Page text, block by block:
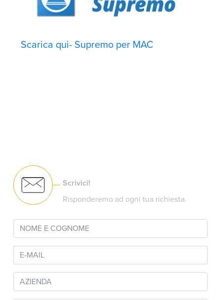
Scarica qui- Supremo per MAC
Scrivici!
Risponderemo ad ogni tua richiesta.